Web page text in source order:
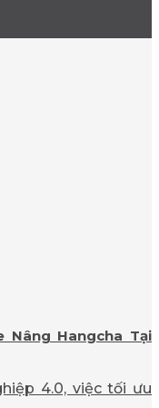
Nâng Hangcha Tại
4.0, việc tối ưu